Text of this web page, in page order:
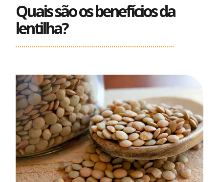
Quais são os benefícios da
lentilha?